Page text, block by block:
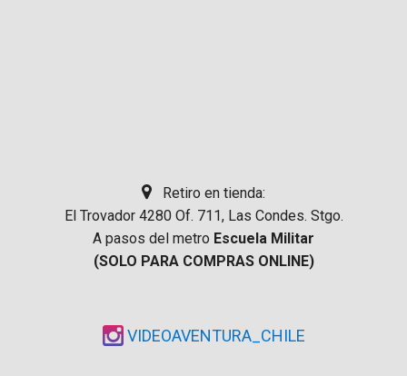
Retiro en tienda:
El Trovador 4280 Of. 711, Las Condes. Stgo.
A pasos del metro Escuela Militar
(SOLO PARA COMPRAS ONLINE)
VIDEOAVENTURA_CHILE